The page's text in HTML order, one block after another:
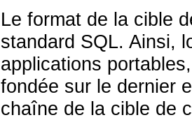
Le format de la cible
standard SQL. Ainsi,
applications
fondée sur le dernier
chaîne de la cible de